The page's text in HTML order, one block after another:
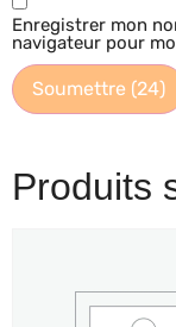
Enregistrer mon
navigateur pour
Produits